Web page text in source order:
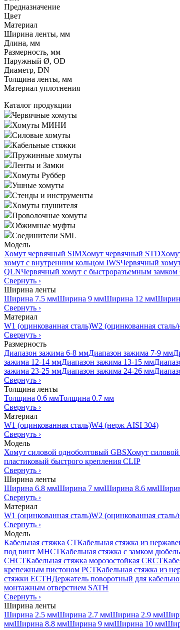
Предназначение
Цвет
Материал
Ширина ленты, мм
Длина, мм
Размерность, мм
Наружный Ø, OD
Диаметр, DN
Толщина ленты, мм
Материал уплотнения
Каталог продукции
Червячные хомуты
Хомуты МИНИ
Силовые хомуты
Кабельные стяжки
Пружинные хомуты
Ленты и Замки
Хомуты Руббер
Ушные хомуты
Стенды и инструменты
Хомуты глушителя
Проволочные хомуты
Обжимные муфты
Соединители SML
Модель
Хомут червячный SIMХомут червячный STD
хомут с внутренним кольцом IWSЧервячный
QLNЧервячный хомут с быстроразъемным замком
Свернуть ›
Ширина ленты
Ширина 7.5 ммШирина 9 ммШирина 12 мм
Свернуть ›
Материал
W1 (оцинкованная сталь)W2 (оцинкованная
Свернуть ›
Размерность
Диапазон зажима 6-8 ммДиапазон зажима 7-9 мм
зажима 12-14 ммДиапазон зажима 13-15 мм
зажима 23-25 ммДиапазон зажима 24-26 мм
Свернуть ›
Толщина ленты
Толщина 0.6 ммТолщина 0.7 мм
Свернуть ›
Материал
W1 (оцинкованная сталь)W4 (нерж AISI 304)
Свернуть ›
Модель
Хомут силовой одноболтовый GBSХомут
пластиковый быстрого крепления CLIP
Свернуть ›
Ширина ленты
Ширина 6.8 ммШирина 7 ммШирина 8.6 мм
Свернуть ›
Материал
W1 (оцинкованная сталь)W2 (оцинкованная
Свернуть ›
Модель
Кабельная стяжка CTКабельная стяжка из
под винт MHCTКабельная стяжка с замком
CHCTКабельная стяжка морозостойкая CRCT
крепежным пистоном PCTКабельная стяжка из
стяжки ECTHДержатель поворотный для
монтажным отверстием SATH
Свернуть ›
Ширина ленты
Ширина 2.5 ммШирина 2.7 ммШирина 2.9 мм
ммШирина 8.8 ммШирина 9 ммШирина 10 мм